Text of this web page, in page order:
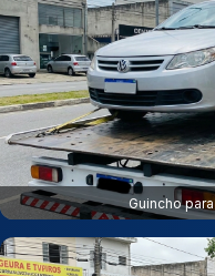
Guincho